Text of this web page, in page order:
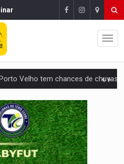
UNIDOS:Assembleia Geral delibera greve da educação
Rondoniaovivo abre oficina de Comunicação com
MPRO lança de portal e promove reflexão sobre trajetória da
Refis 2026 segue até o fim do ano para
DE ARROZ:MPF assegura cumprimento da legislação sobre transporte